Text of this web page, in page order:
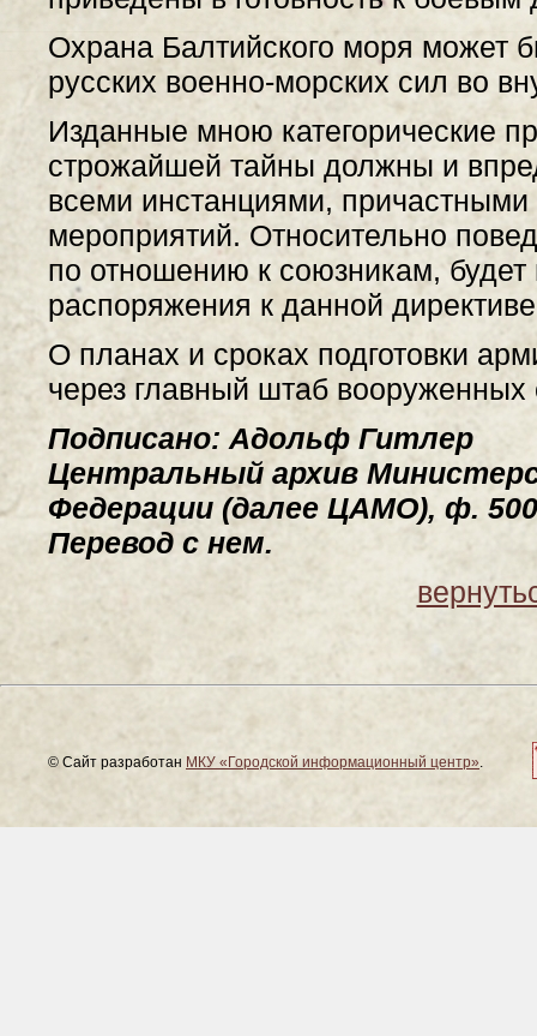
Охрана Балтийского моря может
русских военно-морских сил во
Изданные мною категорические
строжайшей тайны должны и
всеми инстанциями,
мероприятий. Относительно
по отношению к союзникам, будет
распоряжения к данной
О планах и сроках подготовки
через главный штаб вооруженных
Подписано: Адольф Гитлер
Центральный архив
Федерации (далее ЦАМО), ф.
Перевод с нем.
© Сайт разработан МКУ «Городской информационный центр».